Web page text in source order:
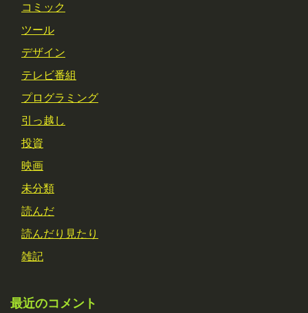
コミック
ツール
デザイン
テレビ番組
プログラミング
引っ越し
投資
映画
未分類
読んだ
読んだり見たり
雑記
最近のコメント